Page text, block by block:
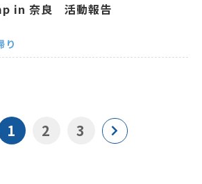
in 奈良 活動報告
り
1 2 3